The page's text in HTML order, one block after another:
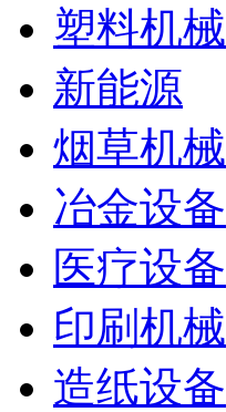
塑料机械
新能源
烟草机械
冶金设备
医疗设备
印刷机械
造纸设备